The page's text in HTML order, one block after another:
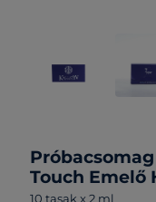
Touch Emelő
10 tasak x 2 ml